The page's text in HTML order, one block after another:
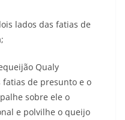
lados das fatias de
Qualy
de presunto e o
sobre ele o
e polvilhe o queijo